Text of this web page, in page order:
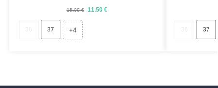
15.00€ 11.50 €
37 +4 37